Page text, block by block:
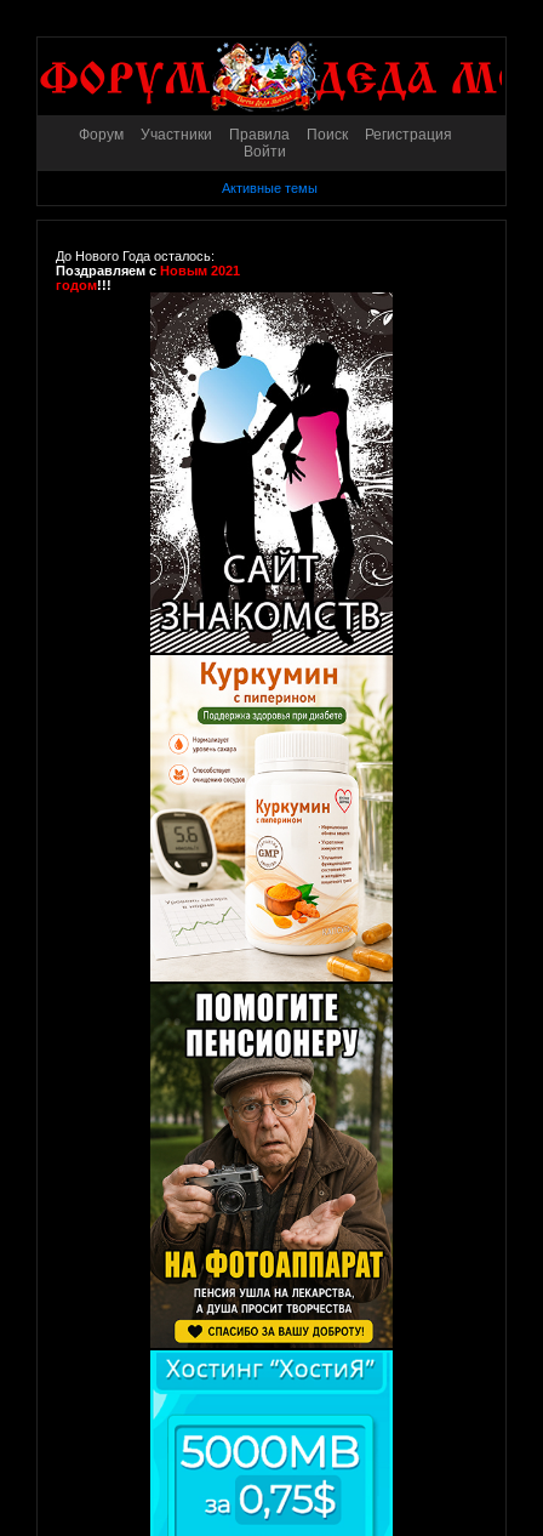
Форум Участники Правила Поиск
Регистрация
Войти
Активные темы
До Нового Года осталось:
Поздравляем с Новым 2021
годом!!!